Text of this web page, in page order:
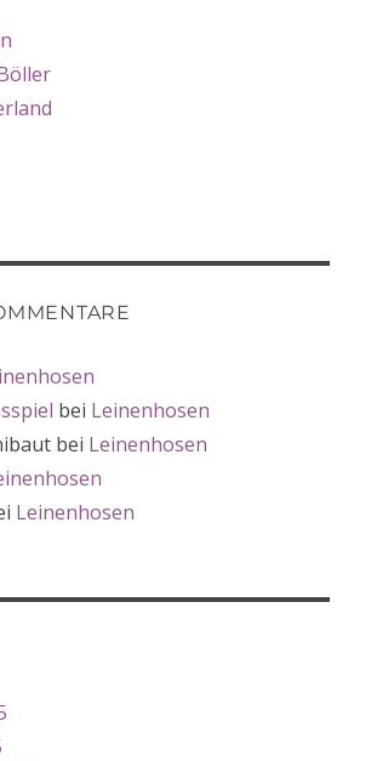
bei Leinenhosen
bei Leinenhosen
Leinenhosen